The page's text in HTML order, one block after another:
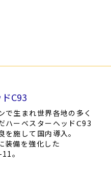
C93
で生まれ世界各地の多く
ハーベスターヘッドⅭ93
施して国内導入。
装備を強化した
。